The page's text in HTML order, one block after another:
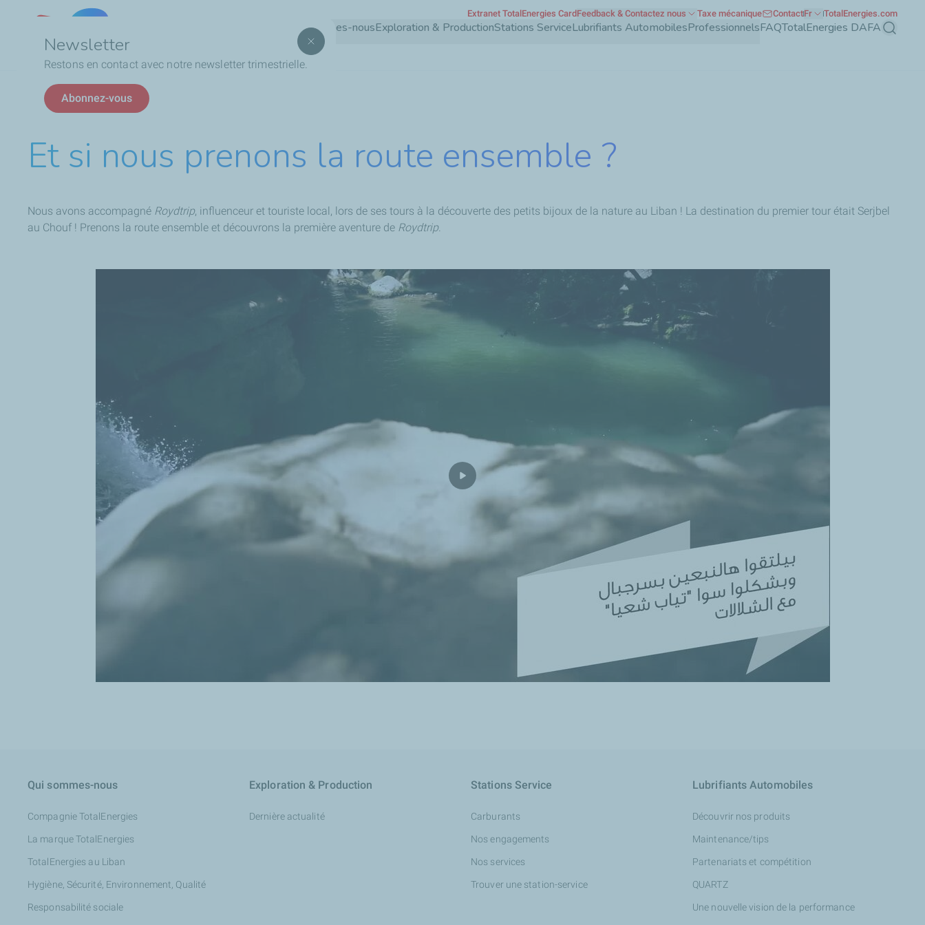
Aller
Newsletter
Restons en contact avec notre newsletter trimestrielle.
Abonnez-vous
Qui sommes-nousExploration & ProductionStations ServiceLubrifiants AutomobilesProfessionnelsFAQTotalEnergies DAFA
Extranet TotalEnergies CardFeedback & Contactez nous Taxe mécanique ContactFr TotalEnergies.com
d'Ariane
Et si nous prenons la route ensemble ?
Et si nous prenons la route ensemble ?
Nous avons accompagné Roydtrip, influenceur et touriste local, lors de ses tours à la découverte des petits bijoux de la nature au Liban ! La destination du premier tour était Serjbel
au Chouf ! Prenons la route ensemble et découvrons la première aventure de Roydtrip
Qui sommes-nous
Compagnie TotalEnergies
La marque TotalEnergies
TotalEnergies au Liban
Hygiène, Sécurité, Environnement, Qualité
Responsabilité sociale
Exploration & Production
Dernière actualité
Stations Service
Carburants
Nos engagements
Nos services
Trouver une station-service
Lubrifiants Automobiles
Découvrir nos produits
Maintenance/tips
Partenariats et compétition
QUARTZ
Une nouvelle vision de la performance